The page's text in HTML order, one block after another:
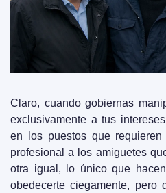
Claro, cuando gobiernas
exclusivamente a tus
en los puestos que
profesional a los amiguetes
otra igual, lo único que
obedecerte ciegamente, pero